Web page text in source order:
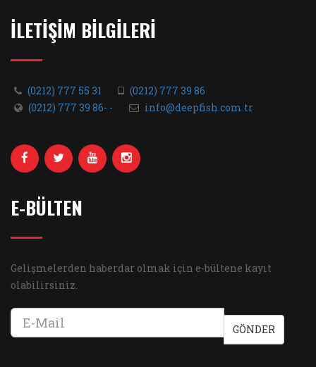
İLETİŞİM BİLGİLERİ
(0212) 777 55 31
(0212) 777 39 86
(0212) 777 39 86- -
info@deepfish.com.tr
E-BÜLTEN
Gelişmelerden haberdar olmak için e-bültene kayıt
olabilirsiniz.
GÖNDER